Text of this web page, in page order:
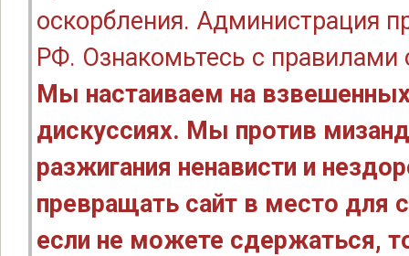
оскорбления. Администрация
РФ. Ознакомьтесь с правилами
Мы настаиваем на
дискуссиях. Мы против
разжигания ненависти и
превращать сайт в место для
если не можете сдержаться,